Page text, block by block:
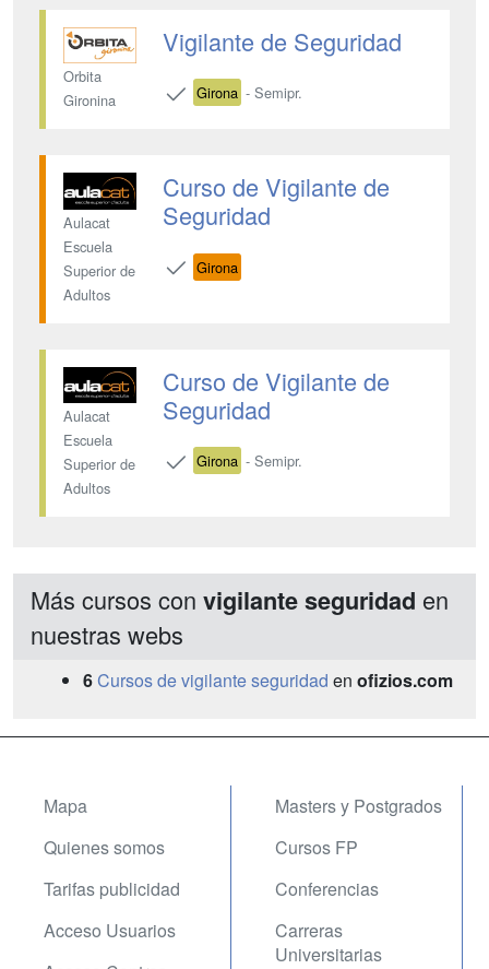
Orbita
Gironina
Vigilante de Seguridad
Girona - Semipr.
Aulacat
Escuela
Superior de
Adultos
Curso de Vigilante de
Seguridad
Girona
Aulacat
Escuela
Superior de
Adultos
Curso de Vigilante de
Seguridad
Girona - Semipr.
Más cursos con vigilante seguridad en
nuestras webs
6Cursos de vigilante seguridad en ofizios.com
Mapa
Quienes somos
Tarifas publicidad
Acceso Usuarios
Masters y Postgrados
Cursos FP
Conferencias
Carreras
Universitarias